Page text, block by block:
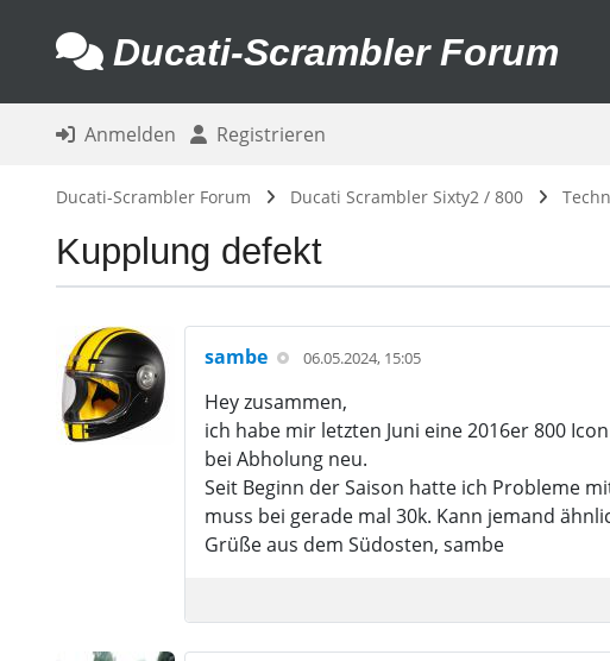
Ducati-Scrambler Forum
Anmelden Registrieren
Ducati-Scrambler Forum Ducati Scrambler Sixty2 / 800
Kupplung defekt
sambe 06.05.2024, 15:05
Hey zusammen,
ich habe mir letzten Juni eine 2016er 800
bei Abholung neu.
Seit Beginn der Saison hatte ich Probleme
muss bei gerade mal 30k. Kann jemand
Grüße aus dem Südosten, sambe